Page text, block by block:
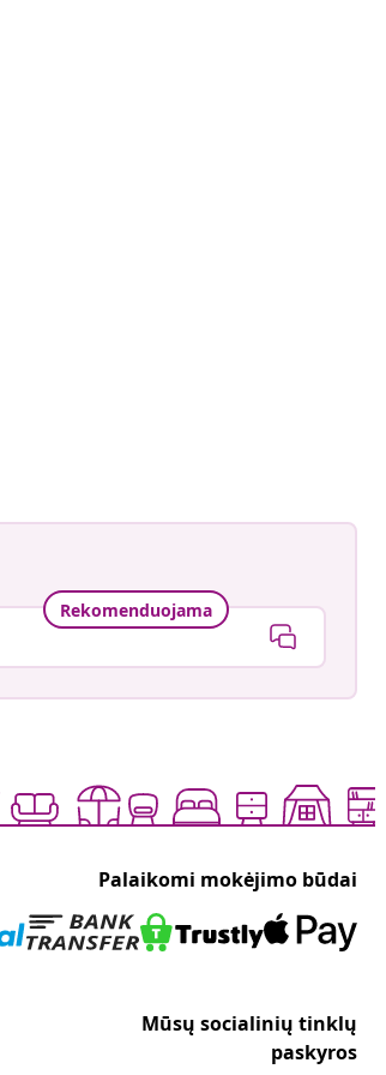
Rekomenduojama
Palaikomi mokėjimo būdai
Mūsų socialinių tinklų
paskyros